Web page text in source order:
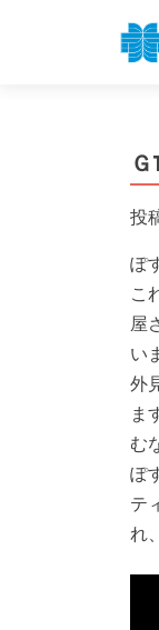
投
ぽ
こ
屋
い
外
ま
む
ぽ
テ
れ